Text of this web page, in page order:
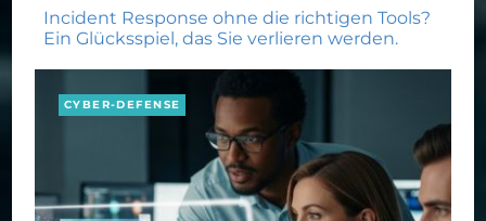
Incident Response ohne die richtigen Tools?
Ein Glücksspiel, das Sie verlieren werden.
CYBER-DEFENSE